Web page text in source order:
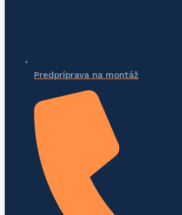
Predpríprava na montáž